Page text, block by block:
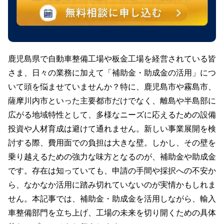
鹿児島県で自動車整備工場や板金工場を経営されている皆
さま、日々の業務に加えて「補助金・助成金の活用」につ
いて頭を悩ませていませんか？特に、鹿児島市や霧島市、
薩摩川内市といった主要都市だけでなく、離島や半島部に
広がる地域特性として、多様なニーズに応えるための設備
投資や人材育成は避けて通れません。新しい事業展開を検
討する際、費用面での負担は大きな壁。しかし、その壁を
乗り越えるための強力な味方となるのが、補助金や助成金
です。存在は知っていても、申請の手間や採択への不安か
ら、なかなか活用に踏み切れていないのが実情かもしれま
せん。本記事では、補助金・助成金を活用しながら、輸入
車整備部門を立ち上げ、工場の未来を切り開くための具体